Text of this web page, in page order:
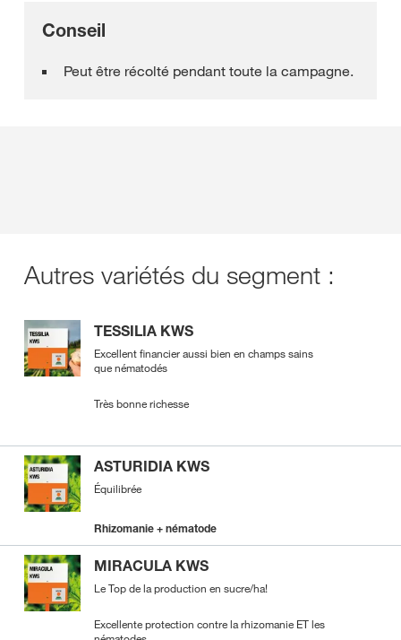
Conseil
Peut être récolté pendant toute la campagne.
Autres variétés du segment :
TESSILIA KWS
Excellent financier aussi bien en champs sains
que nématodés
Très bonne richesse
ASTURIDIA KWS
Équilibrée
Rhizomanie + nématode
MIRACULA KWS
Le Top de la production en sucre/ha!
Excellente protection contre la rhizomanie ET les